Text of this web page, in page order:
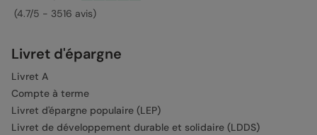
(4.7/5 - 3516 avis)
Livret d'épargne
Livret A
Compte à terme
Livret d'épargne populaire (LEP)
Livret de développement durable et solidaire (LDDS)